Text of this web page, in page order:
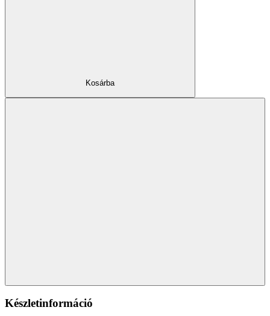
Kosárba
Készletinformáció